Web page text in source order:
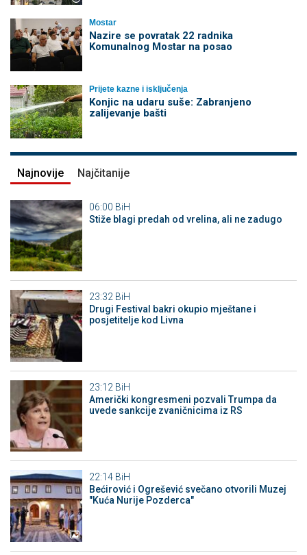
Mostar
Nazire se povratak 22 radnika
Komunalnog Mostar na posao
Prijete kazne i isključenja
Konjic na udaru suše: Zabranjeno
zalijevanje bašti
Najnovije Najčitanije
06:00 BiH
Stiže blagi predah od vrelina, ali ne zadugo
23:32 BiH
Drugi Festival bakri okupio mještane i
posjetitelje kod Livna
23:12 BiH
Američki kongresmeni pozvali Trumpa da
uvede sankcije zvaničnicima iz RS
22:14 BiH
Bećirović i Ogrešević svečano otvorili Muzej
"Kuća Nurije Pozderca"